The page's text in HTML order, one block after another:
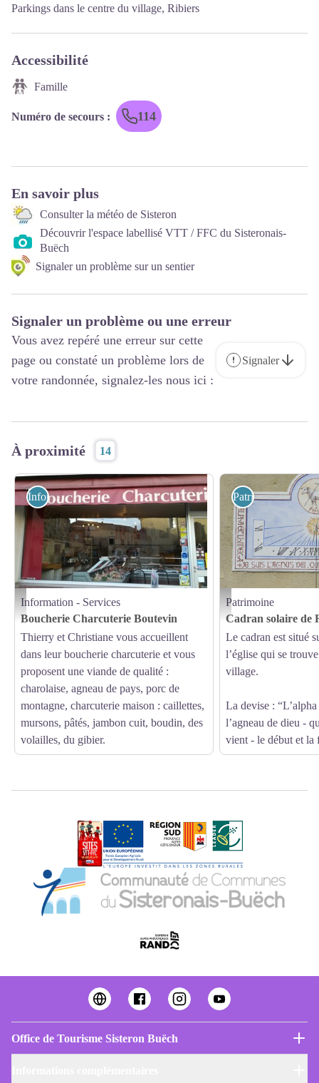
Parkings dans le centre du village, Ribiers
Accessibilité
Famille
Numéro de secours : 114
En savoir plus
Consulter la météo de Sisteron
Découvrir l'espace labellisé VTT / FFC du Sisteronais-
Buëch
Signaler un problème sur un sentier
Signaler un problème ou une erreur
Vous avez repéré une erreur sur cette
page ou constaté un problème lors de
votre randonnée, signalez-les nous ici :
Signaler
À proximité 14
Boucherie Hautes-Alpes - Boucherie Boutevin
Information - Services
Information - Services
Boucherie Charcuterie Boutevin
Thierry et Christiane vous accueillent
dans leur boucherie charcuterie et vous
proposent une viande de qualité :
charolaise, agneau de pays, porc de
montagne, charcuterie maison : caillettes,
mursons, pâtés, jambon cuit, boudin, des
volailles, du gibier.
Cadran solaire sur l'église
Patrimoine
Patrimoine
Cadran solaire de
Le cadran est situé
l’église qui se
village.
La devise :
l’agneau de dieu -
vient - le début et la
Office de Tourisme Sisteron Buëch